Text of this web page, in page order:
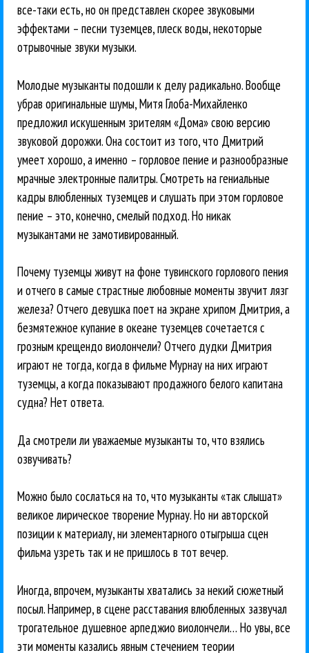
все-таки есть, но он представлен скорее звуковыми
эффектами – песни туземцев, плеск воды, некоторые
отрывочные звуки музыки.
Молодые музыканты подошли к делу радикально. Вообще
убрав оригинальные шумы, Митя Глоба-Михайленко
предложил искушенным зрителям «Дома» свою версию
звуковой дорожки. Она состоит из того, что Дмитрий
умеет хорошо, а именно – горловое пение и разнообразные
мрачные электронные палитры. Смотреть на гениальные
кадры влюбленных туземцев и слушать при этом горловое
пение – это, конечно, смелый подход. Но никак
музыкантами не замотивированный.
Почему туземцы живут на фоне тувинского горлового пения
и отчего в самые страстные любовные моменты звучит лязг
железа? Отчего девушка поет на экране хрипом Дмитрия, а
безмятежное купание в океане туземцев сочетается с
грозным крещендо виолончели? Отчего дудки Дмитрия
играют не тогда, когда в фильме Мурнау на них играют
туземцы, а когда показывают продажного белого капитана
судна? Нет ответа.
Да смотрели ли уважаемые музыканты то, что взялись
озвучивать?
Можно было сослаться на то, что музыканты «так слышат»
великое лирическое творение Мурнау. Но ни авторской
позиции к материалу, ни элементарного отыгрыша сцен
фильма узреть так и не пришлось в тот вечер.
Иногда, впрочем, музыканты хватались за некий сюжетный
посыл. Например, в сцене расставания влюбленных зазвучал
трогательное душевное арпеджио виолончели… Но увы, все
эти моменты казались явным стечением теории